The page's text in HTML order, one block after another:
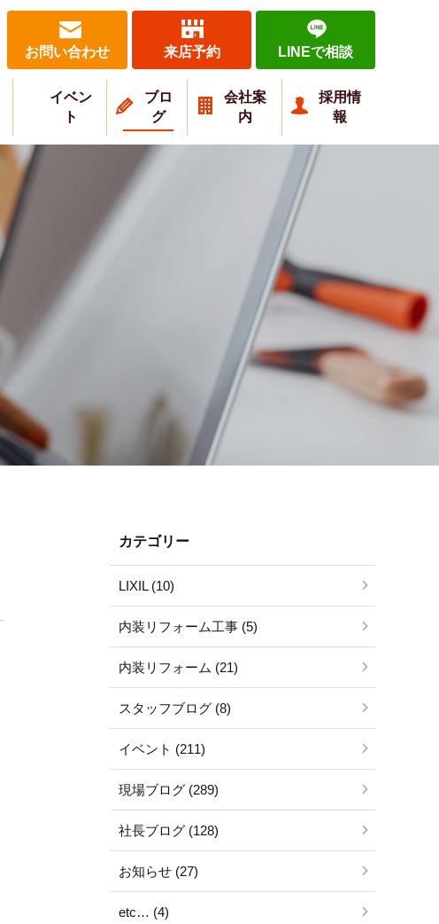
お問い合わせ 来店予約 LINEで相談
イベン
ト
ブロ
グ
会社案
内
採用情
報
カテゴリー
LIXIL (10)
内装リフォーム工事 (5)
内装リフォーム (21)
スタッフブログ (8)
イベント (211)
現場ブログ (289)
社長ブログ (128)
お知らせ (27)
etc… (4)